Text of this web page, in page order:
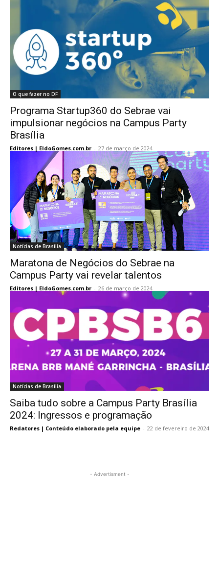
O que fazer no DF
Programa Startup360 do Sebrae vai
impulsionar negócios na Campus Party
Brasília
Editores | EldoGomes.com.br - 27 de março de 2024
Notícias de Brasília
Maratona de Negócios do Sebrae na
Campus Party vai revelar talentos
Editores | EldoGomes.com.br - 26 de março de 2024
Notícias de Brasília
Saiba tudo sobre a Campus Party Brasília
2024: Ingressos e programação
Redatores | Conteúdo elaborado pela equipe - 22 de fevereiro de 2024
- Advertisment -